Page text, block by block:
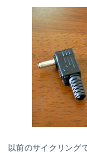
以前のサイクリング